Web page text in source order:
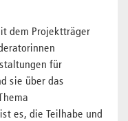
dem Projektträger
für
sie über das
es, die Teilhabe und